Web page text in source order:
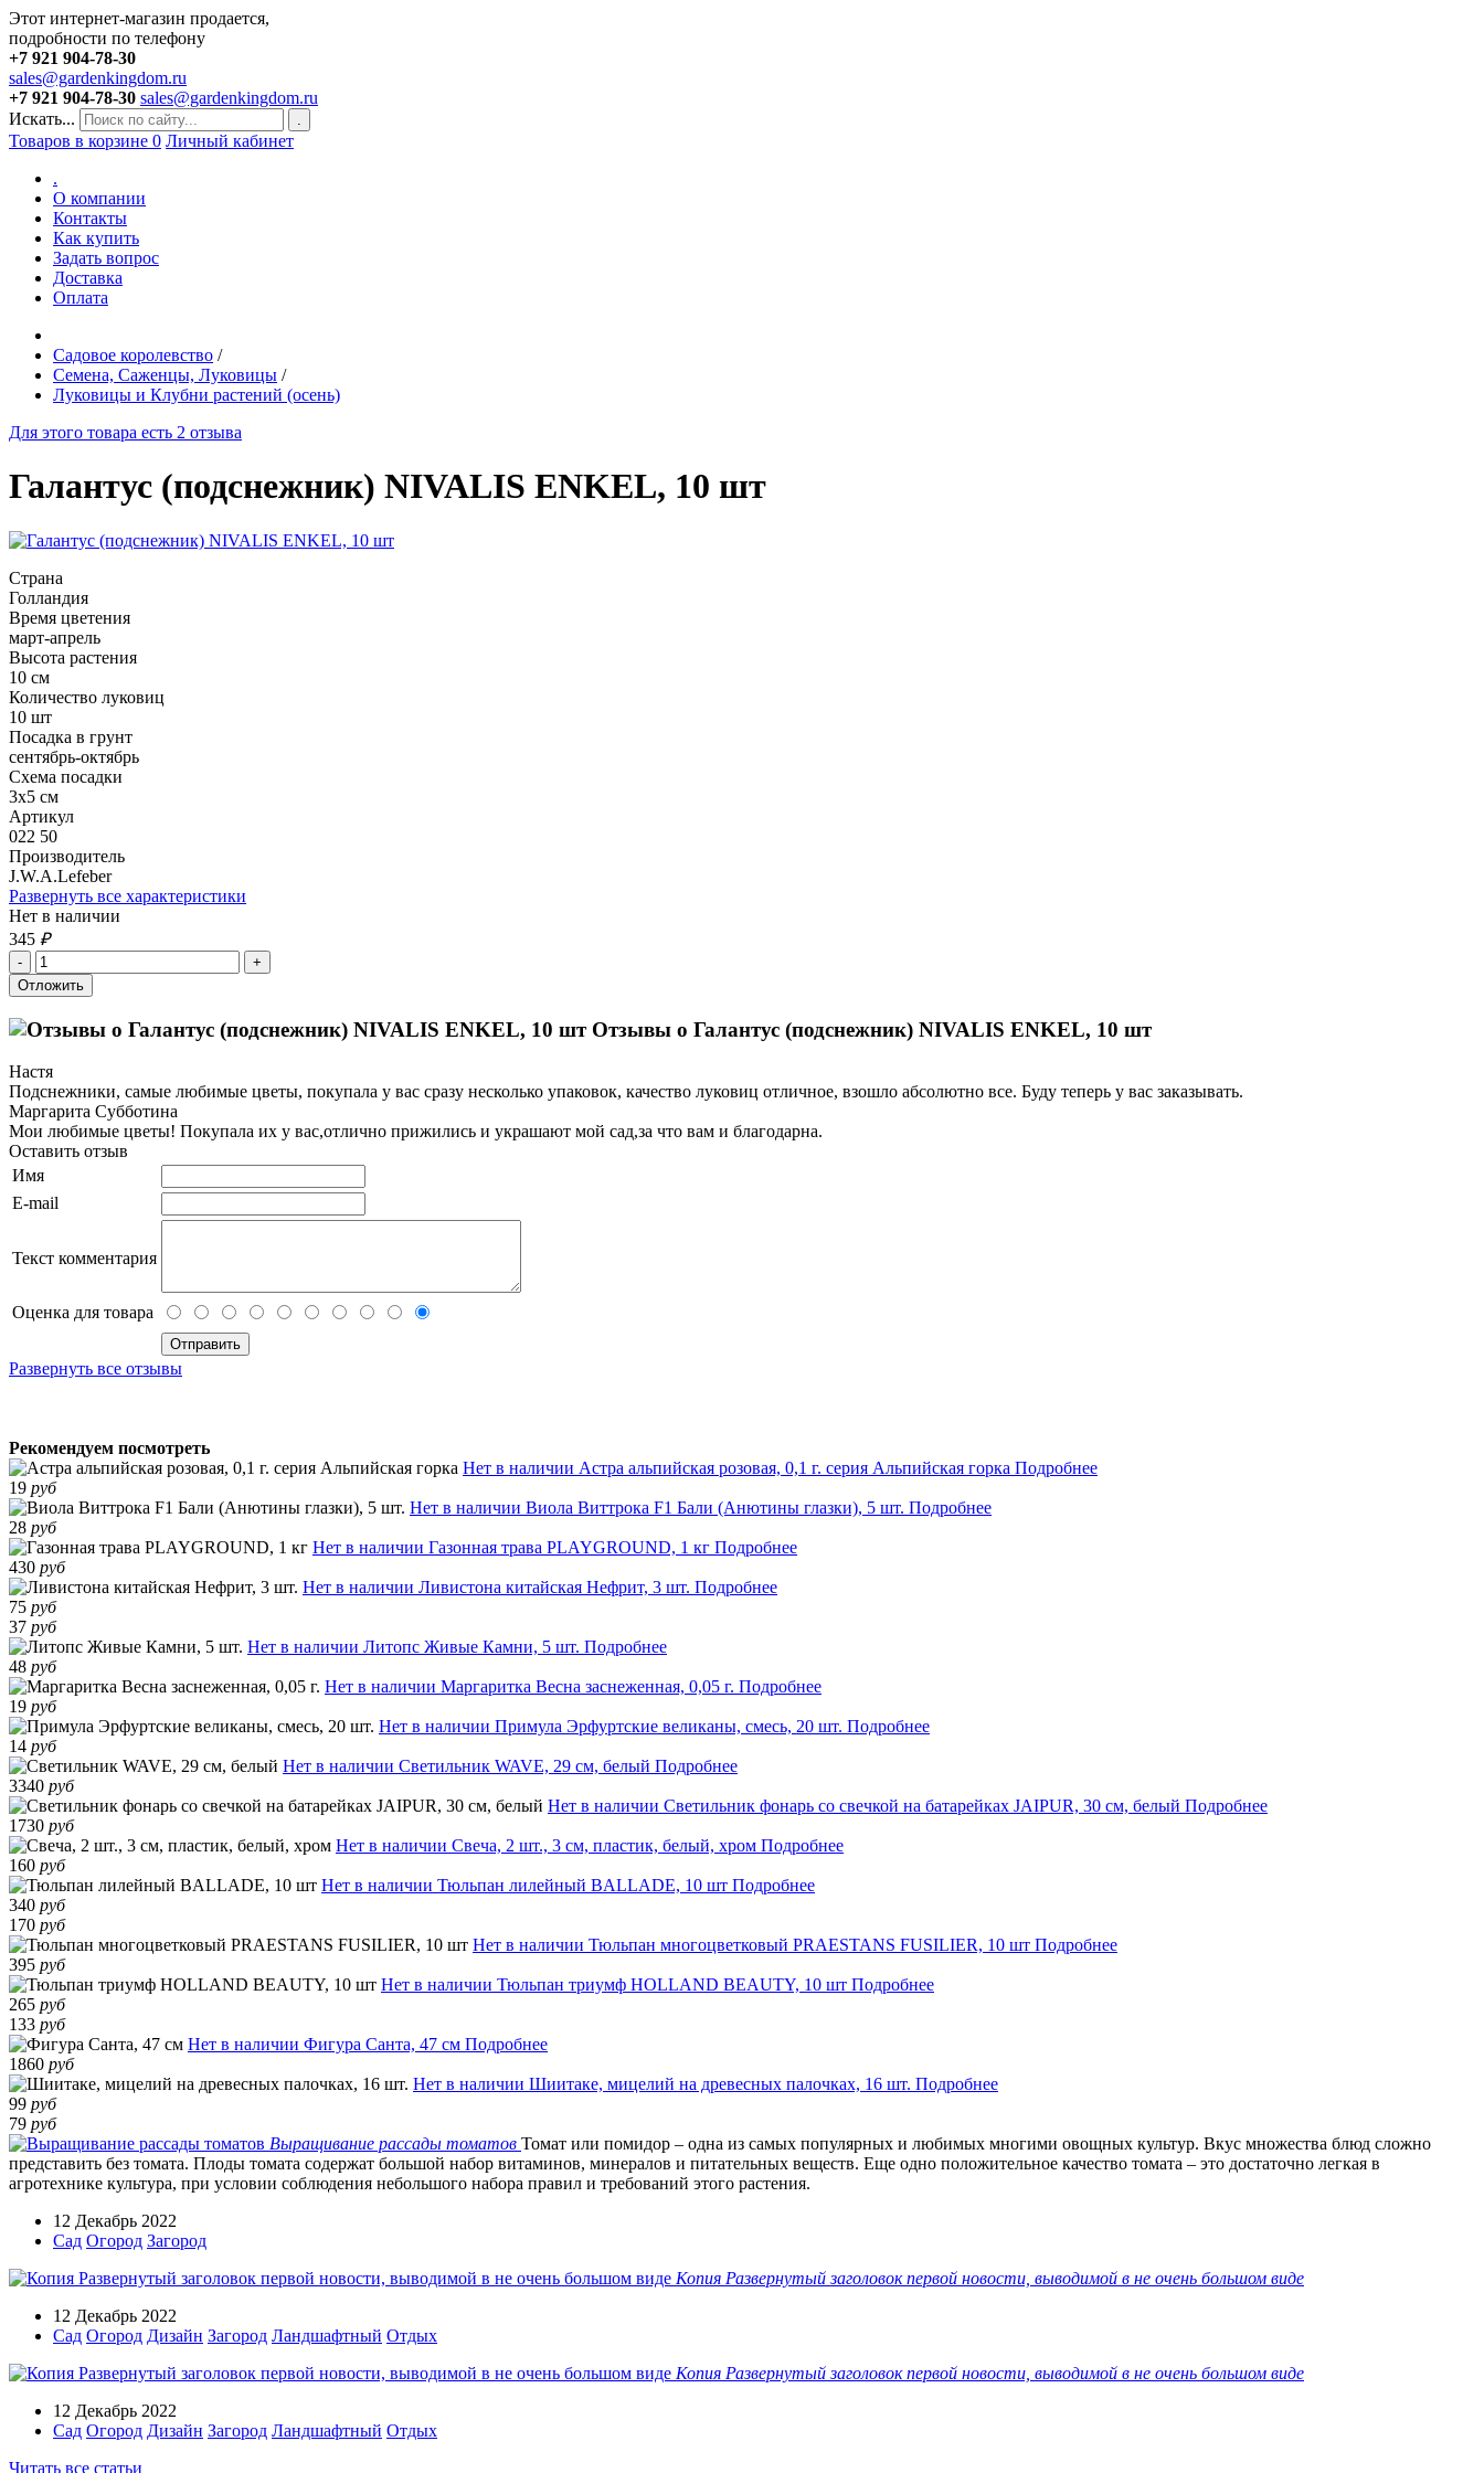
Этот интернет-магазин продается,
подробности по телефону
+7 921 904-78-30
sales@gardenkingdom.ru
+7 921 904-78-30 sales@gardenkingdom.ru
Искать...
.
Товаров в корзине 0 Личный кабинет
.
О компании
Контакты
Как купить
Задать вопрос
Доставка
Оплата
Садовое королевство /
Семена, Саженцы, Луковицы /
Луковицы и Клубни растений (осень)
Для этого товара есть 2 отзыва
Галантус (подснежник) NIVALIS ENKEL, 10 шт
Страна
Голландия
Время цветения
март-апрель
Высота растения
10 см
Количество луковиц
10 шт
Посадка в грунт
сентябрь-октябрь
Схема посадки
3х5 см
Артикул
022 50
Производитель
J.W.A.Lefeber
Развернуть все характеристики
Нет в наличии
345 ₽
Отзывы о Галантус (подснежник) NIVALIS ENKEL, 10 шт
Настя
Подснежники, самые любимые цветы, покупала у вас сразу несколько упаковок, качество луковиц отличное, взошло абсолютно все. Буду теперь у вас заказывать.
Маргарита Субботина
Мои любимые цветы! Покупала их у вас,отлично прижились и украшают мой сад,за что вам и благодарна.
Оставить отзыв
Имя
E-mail
Текст комментария
Оценка для товара
Развернуть все отзывы
Рекомендуем посмотреть
Нет в наличии Астра альпийская розовая, 0,1 г. серия Альпийская горка Подробнее
19 руб
Нет в наличии Виола Виттрока F1 Бали (Анютины глазки), 5 шт. Подробнее
28 руб
Нет в наличии Газонная трава PLAYGROUND, 1 кг Подробнее
430 руб
Нет в наличии Ливистона китайская Нефрит, 3 шт. Подробнее
75 руб
37 руб
Нет в наличии Литопс Живые Камни, 5 шт. Подробнее
48 руб
Нет в наличии Маргаритка Весна заснеженная, 0,05 г. Подробнее
19 руб
Нет в наличии Примула Эрфуртские великаны, смесь, 20 шт. Подробнее
14 руб
Нет в наличии Светильник WAVE, 29 см, белый Подробнее
3340 руб
Нет в наличии Светильник фонарь со свечкой на батарейках JAIPUR, 30 см, белый Подробнее
1730 руб
Нет в наличии Свеча, 2 шт., 3 см, пластик, белый, хром Подробнее
160 руб
Нет в наличии Тюльпан лилейный BALLADE, 10 шт Подробнее
340 руб
170 руб
Нет в наличии Тюльпан многоцветковый PRAESTANS FUSILIER, 10 шт Подробнее
395 руб
Нет в наличии Тюльпан триумф HOLLAND BEAUTY, 10 шт Подробнее
265 руб
133 руб
Нет в наличии Фигура Санта, 47 см Подробнее
1860 руб
Нет в наличии Шиитаке, мицелий на древесных палочках, 16 шт. Подробнее
99 руб
79 руб
Выращивание рассады томатов Томат или помидор – одна из самых популярных и любимых многими овощных культур. Вкус множества блюд сложно
представить без томата. Плоды томата содержат большой набор витаминов, минералов и питательных веществ. Еще одно положительное качество томата – это достаточно легкая в
агротехнике культура, при условии соблюдения небольшого набора правил и требований этого растения.
12 Декабрь 2022
Сад Огород Загород
Копия Развернутый заголовок первой новости, выводимой в не очень большом виде
12 Декабрь 2022
Сад Огород Дизайн Загород Ландшафтный Отдых
Копия Развернутый заголовок первой новости, выводимой в не очень большом виде
12 Декабрь 2022
Сад Огород Дизайн Загород Ландшафтный Отдых
Читать все статьи